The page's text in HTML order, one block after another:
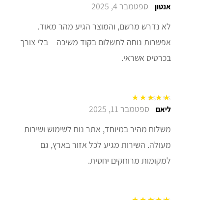
דורג5מתוך 5אנטון ספטמבר 4, 2025
לא נדרש מרשם, והמוצר הגיע מהר מאוד.
אפשרות נוחה לתשלום בקוד משיכה – בלי צורך
בכרטיס אשראי.
דורג5מתוך 5ליאם ספטמבר 11, 2025
משלוח מהיר במיוחד, אתר נוח לשימוש ושירות
מעולה. השירות מגיע לכל אזור בארץ, גם
למקומות מרוחקים יחסית.